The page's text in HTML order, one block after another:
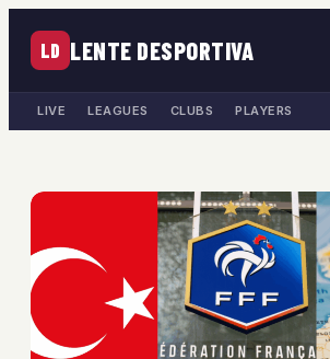
LD LENTE DESPORTIVA
LIVE LEAGUES CLUBS PLAYERS